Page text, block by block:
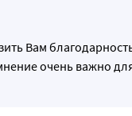
Вам
очень важно